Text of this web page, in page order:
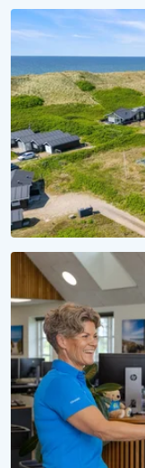
VANDSJOV FOR ALLE
Badeferie ved
Alle sommerhuse
SÆSON 2028
Reservér dit
Uforpligtende at